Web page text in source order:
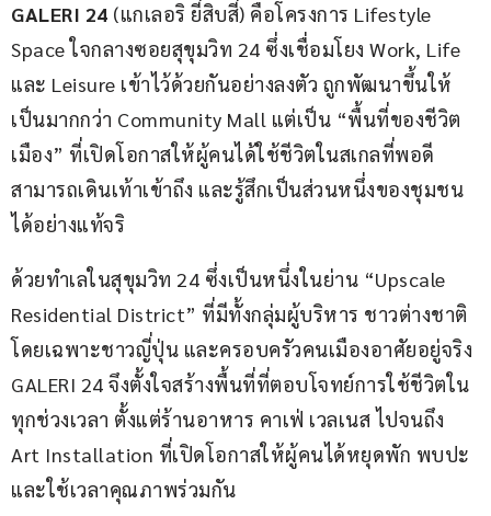
GALERI 24 (แกเลอริ ยี่สิบสี่) คือโครงการ Lifestyle
Space ใจกลางซอยสุขุมวิท 24 ซึ่งเชื่อมโยง Work, Life
และ Leisure เข้าไว้ด้วยกันอย่างลงตัว ถูกพัฒนาขึ้นให้
เป็นมากกว่า Community Mall แต่เป็น “พื้นที่ของชีวิต
เมือง” ที่เปิดโอกาสให้ผู้คนได้ใช้ชีวิตในสเกลที่พอดี
สามารถเดินเท้าเข้าถึง และรู้สึกเป็นส่วนหนึ่งของชุมชน
ได้อย่างแท้จริ
ด้วยทำเลในสุขุมวิท 24 ซึ่งเป็นหนึ่งในย่าน “Upscale
Residential District” ที่มีทั้งกลุ่มผู้บริหาร ชาวต่างชาติ
โดยเฉพาะชาวญี่ปุ่น และครอบครัวคนเมืองอาศัยอยู่จริง
GALERI 24 จึงตั้งใจสร้างพื้นที่ที่ตอบโจทย์การใช้ชีวิตใน
ทุกช่วงเวลา ตั้งแต่ร้านอาหาร คาเฟ่ เวลเนส ไปจนถึง
Art Installation ที่เปิดโอกาสให้ผู้คนได้หยุดพัก พบปะ
และใช้เวลาคุณภาพร่วมกัน